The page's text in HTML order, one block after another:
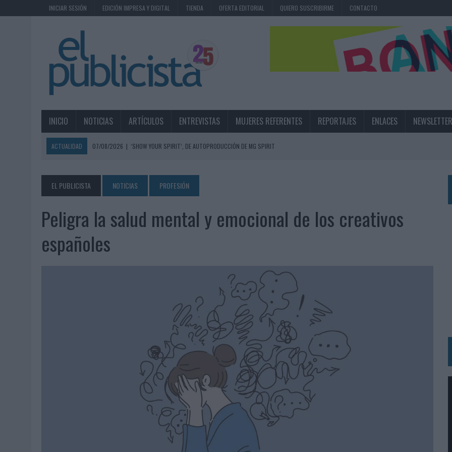
INICIAR SESIÓN EDICIÓN IMPRESA Y DIGITAL TIENDA OFERTA EDITORIAL QUIERO SUSCRIBIRME CONTACTO
INICIO NOTICIAS ARTÍCULOS ENTREVISTAS MUJERES REFERENTES REPORTAJES ENLACES NEWSLETTER
ACTUALIDAD 07/08/2026 | EL MÁLAGA CF CULMINA SU TRILOGÍA DE MARCA CON UNA CAMPAÑA QUE CELEBRA SU REGRESO A PRIMERA DIVISIÓN
MG SPIRIT RELANZA SU MARCA CON UNA ESTRATEGIA 360º CENTRADA EN EL ORIGEN BARCELONÉS
07/08/2026 | PATRÓN CONVIERTE EL NUEVO SINGLE DE ARÓN PIPER EN UNA EXPERIENCIA DE MARCA EN IBIZA
07/08/2026
EL VERANO PONE A PRUEBA LA ESTRATEGIA DIGITAL DE LAS MARCAS
07/08/2026
|
VUELING CONVIERTE LOS RECUERDOS EN SOUVENIRS CON IA
07/08/2026
CUANDO SE APAGUE EL SOL, EL ECLIPSE DE 2026 PONDRÁ A PRUEBA LA CREATIVIDAD DE LAS MARCAS
SIETE DE CADA DIEZ EMPRESAS ESPAÑOLAS NO INTEGRAN LA INFANCIA EN SU ESTRATEGIA
LA TELEVISIÓN SIGUE LIDERANDO EL CONSUMO DE MEDIOS EN VERANO Y SUPERA AL MÓVIL COMO DISPOSITIVO MÁS UTILIZADO
EL USO DE LA IA GENERATIVA ALCANZA YA AL 62% DE LOS ESPAÑOLES
SYSTEM1 NOMBRA A KIMBERLY BASTONI COMO NUEVA DIRECTORA COMERCIAL GLOBAL
FRIGO Y UNIQLO LANZAN UNA COLECCIÓN PERSONALIZABLE INSPIRADA EN CORNETTO, CALIPPO Y SOLERO
LA IA ESTÁ SUBIENDO EL LISTÓN DE LA CREATIVIDAD
BEON WORLDWIDE LANZA RAÍZ URBANA PARA TRANSFORMAR EL PATRIMONIO HISTÓRICO EN ACTIVOS CULTURALES Y ECONÓMICOS
FABRA COMUNICACIÓN INCORPORA A CASONÁ Y ASUME LA GESTIÓN DE SUS RELACIONES CON LOS MEDIOS
LOPESAN HOTELS & RESORTS ACERCA EL PARAÍSO CANARIO EN SU ÚLTIMA CAMPAÑA INTERNACIONAL
LUIS ARQUILLOS (BURGO DE ARIAS): “LA CONSTRUCCIÓN DE MARCA A LARGO PLAZO Y LA MEDICIÓN SON DOS CARAS DE LA MISMA
EL PUBLICISTA NOTICIAS PROFESIÓN
Peligra la salud mental y emocional de los creativos
españoles